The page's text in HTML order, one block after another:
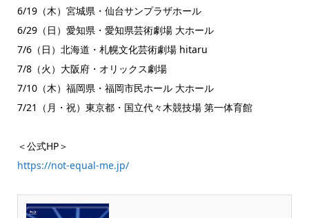
6/19（木）宮城県・仙台サンプラザホール
6/29（日）愛知県・愛知県芸術劇場 大ホール
7/6（日）北海道・札幌文化芸術劇場 hitaru
7/8（火）大阪府・オリックス劇場
7/10（木）福岡県・福岡市民ホール 大ホール
7/21（月・祝）東京都・国立代々木競技場 第一体育館
＜公式HP＞
https://not-equal-me.jp/